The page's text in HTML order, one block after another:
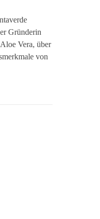
Gründerin
Vera, über
von